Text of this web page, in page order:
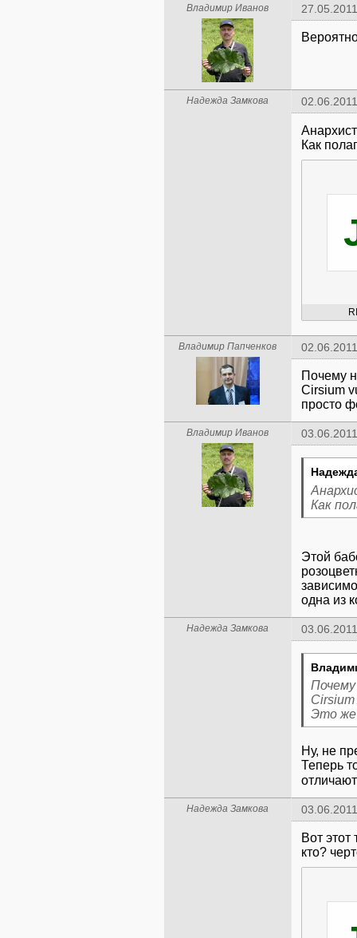
Владимир Иванов
Надежда Замкова
Анархист
Как
Владимир Папченков
Почему
Cirsium
просто
Владимир Иванов
Как
Этой
одна из
Надежда Замкова
Это
Ну, не
Теперь
Надежда Замкова
Вот
кто?